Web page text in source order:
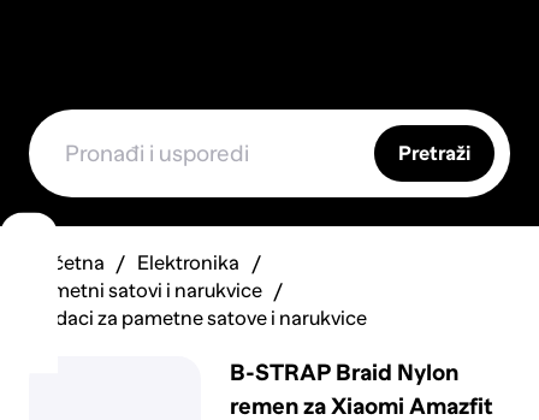
Pretraži
Početna
Elektronika
Pametni satovi i narukvice
Dodaci za pametne satove i narukvice
B-STRAP Braid Nylon
remen za Xiaomi Amazfit